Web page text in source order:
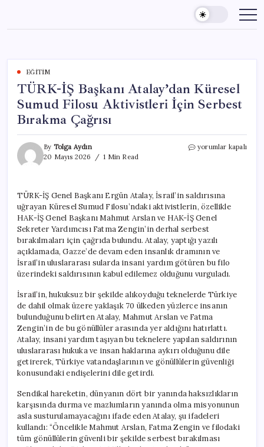
content
EĞITIM
TÜRK-İŞ Başkanı Atalay’dan Küresel
Sumud Filosu Aktivistleri İçin Serbest
Bırakma Çağrısı
By Tolga Aydın
20 Mayıs 2026
1 Min Read
TÜRK-
Sumud
Filosu
Aktivistleri
İçin
Serbest
Bırakma
Çağrısı
için
yorumlar kapalı
TÜRK-İŞ Genel Başkanı Ergün Atalay, İsrail’in saldırısına
uğrayan Küresel Sumud Filosu’ndaki aktivistlerin, özellikle
HAK-İŞ Genel Başkanı Mahmut Arslan ve HAK-İŞ Genel
Sekreter Yardımcısı Fatma Zengin’in derhal serbest
bırakılmaları için çağrıda bulundu. Atalay, yaptığı yazılı
açıklamada, Gazze’de devam eden insanlık dramının ve
İsrail’in uluslararası sularda insani yardım götüren bu filo
üzerindeki saldırısının kabul edilemez olduğunu vurguladı.
İsrail’in, hukuksuz bir şekilde alıkoyduğu teknelerde Türkiye
de dahil olmak üzere yaklaşık 70 ülkeden yüzlerce insanın
bulunduğunu belirten Atalay, Mahmut Arslan ve Fatma
Zengin’in de bu gönüllüler arasında yer aldığını hatırlattı.
Atalay, insani yardım taşıyan bu teknelere yapılan saldırının
uluslararası hukuka ve insan haklarına aykırı olduğunu dile
getirerek, Türkiye vatandaşlarının ve gönüllülerin güvenliği
konusundaki endişelerini dile getirdi.
Sendikal hareketin, dünyanın dört bir yanında haksızlıkların
karşısında durma ve mazlumların yanında olma misyonunun
asla susturulamayacağını ifade eden Atalay, şu ifadeleri
kullandı: “Öncelikle Mahmut Arslan, Fatma Zengin ve filodaki
tüm gönüllülerin güvenli bir şekilde serbest bırakılması